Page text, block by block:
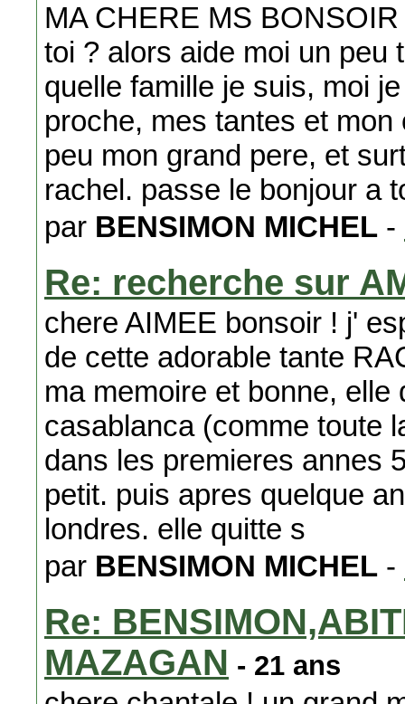
MA CHERE MS
toi ? alors aide moi un peu
quelle famille je suis, moi
proche, mes tantes et
peu mon grand pere, et
rachel. passe le bonjour a
par BENSIMON MICHEL -
Re: recherche sur
chere AIMEE bonsoir ! j'
de cette adorable tante
ma memoire et bonne,
casablanca (comme toute
dans les premieres annes
petit. puis apres quelque
londres. elle quitte s
par BENSIMON MICHEL -
Re:
MAZAGAN - 21 ans